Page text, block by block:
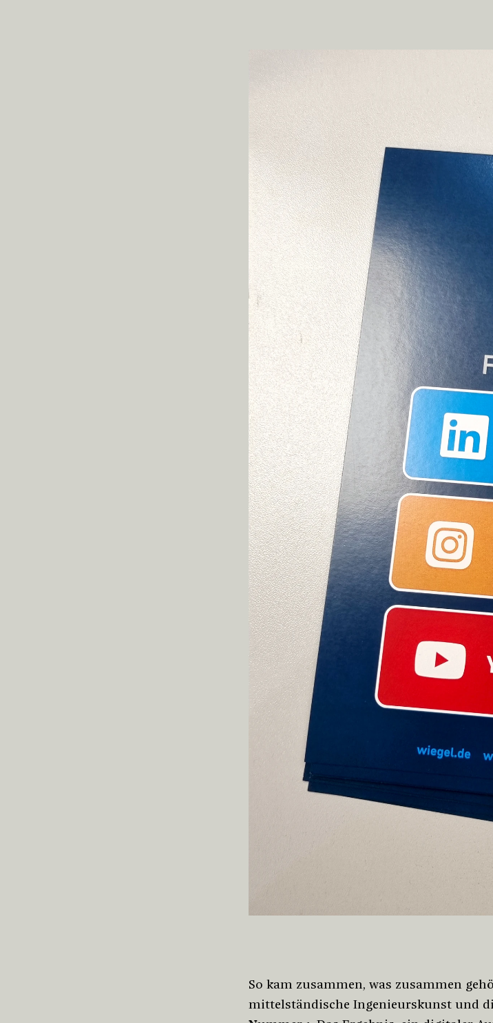
So kam zusammen, was zusammen
mittelständische Ingenieurskunst und